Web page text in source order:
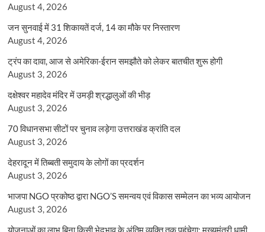
August 4, 2026
जन सुनवाई में 31 शिकायतें दर्ज, 14 का मौके पर निस्तारण
August 4, 2026
ट्रंप का दावा, आज से अमेरिका-ईरान समझौते को लेकर बातचीत शुरू होगी
August 3, 2026
दक्षेश्वर महादेव मंदिर में उमड़ी श्रद्धालुओं की भीड़
August 3, 2026
70 विधानसभा सीटों पर चुनाव लड़ेगा उत्तराखंड क्रांति दल
August 3, 2026
देहरादून में तिब्बती समुदाय के लोगों का प्रदर्शन
August 3, 2026
भाजपा NGO प्रकोष्ठ द्वारा NGO’S समन्वय एवं विकास सम्मेलन का भव्य आयोजन
August 3, 2026
योजनाओं का लाभ बिना किसी भेदभाव के अंतिम व्यक्ति तक पहुंचेगा: मुख्यमंत्री धामी